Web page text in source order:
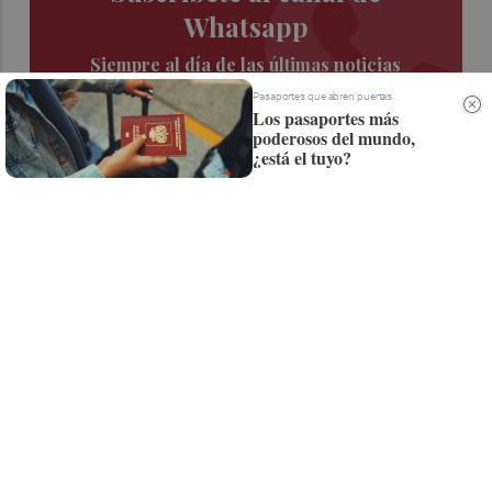
Whatsapp
Siempre al día de las últimas noticias
¡Quiero suscribirme!
Pasaportes que abren puertas
Los pasaportes más
poderosos del mundo,
¿está el tuyo?